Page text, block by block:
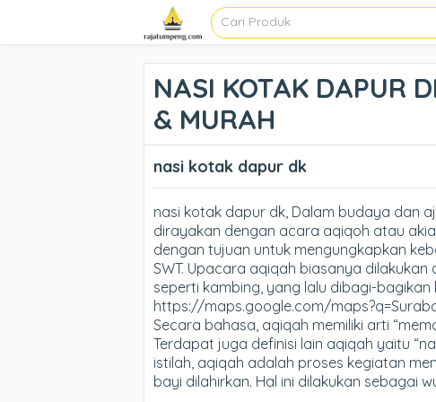
NASI KOTAK DAPUR
& MURAH
nasi kotak dapur dk
nasi kotak dapur dk, Dalam budaya dan
dirayakan dengan acara aqiqoh atau
dengan tujuan untuk mengungkapkan
SWT. Upacara aqiqah biasanya
seperti kambing, yang lalu dibagi-
https://maps.google.com/
Secara bahasa, aqiqah memiliki arti
Terdapat juga definisi lain aqiqah yaitu
istilah, aqiqah adalah proses kegiatan
bayi dilahirkan. Hal ini dilakukan sebagai